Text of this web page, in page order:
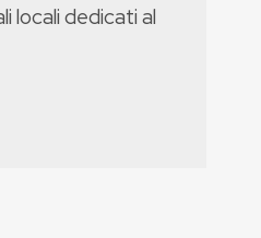
locali dedicati al